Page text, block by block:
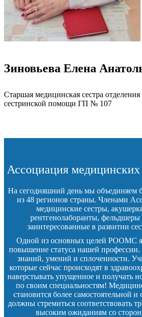
Зиновьева Елена
Старшая медицинская сестра
сестринской помощи ГП № 107
Ассоциация медицинских
На сегодняшний день мы объединяем
из 48 регионов страны. Членами
медицинские сестры,
рентгенолаборанты, фельдшеры
заинтересованные в развитии
Одной из основных целей РООМС
повышение статуса нашей профессии.
знаний, умений и сплоченности.
которые сейчас происходят в
наверстывать упущенное и получать
по своим специальностям!
становится более самостоятельной
должны стремиться соответствовать
высоким ожиданиям со